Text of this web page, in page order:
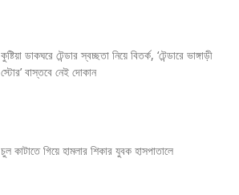
কুষ্টিয়া ডাকঘরে টেন্ডার স্বচ্ছতা নিয়ে বিতর্ক, ‘টেন্ডারে ভাঙ্গাড়ী
স্টোর’ বাস্তবে নেই দোকান
চুল কাটাতে গিয়ে হামলার শিকার যুবক হাসপাতালে